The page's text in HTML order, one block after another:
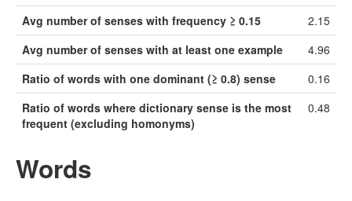
Avg number of senses with frequency ≥ 0.15
2.15
Avg number of senses with at least one example
4.96
Ratio of words with one dominant (≥ 0.8) sense
0.16
Ratio of words where dictionary sense is the most
frequent (excluding homonyms)
0.48
Words